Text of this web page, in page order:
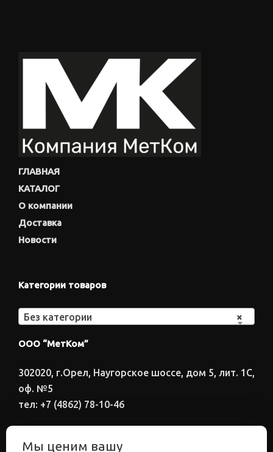
ГЛАВНАЯ
КАТАЛОГ
О компании
Доставка
Новости
Категории товаров
×
Без категории
ООО “МетКом”
302020, г.Орел, Наугорское шоссе, дом 5, лит. 1С,
оф. №5
тел: +7 (4862) 78-10-46
Мы ценим вашу